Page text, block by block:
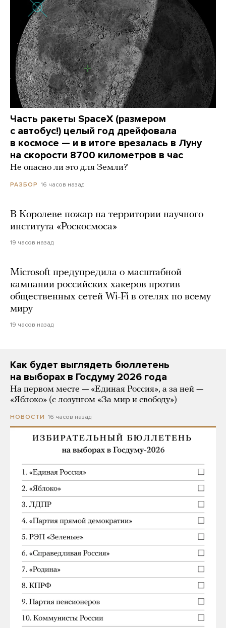
Часть ракеты SpaceX (размером
с автобус!) целый год дрейфовала
в космосе — и в итоге врезалась в Луну
на скорости 8700 километров в час
Не опасно ли это для Земли?
РАЗБОР 16 часов назад
В Королеве пожар на территории научного
института «Роскосмоса»
19 часов назад
Microsoft предупредила о масштабной
кампании российских хакеров против
общественных сетей Wi-Fi в отелях по всему
миру
19 часов назад
Как будет выглядеть бюллетень
на выборах в Госдуму 2026 года
На первом месте — «Единая Россия», а за ней —
«Яблоко» (с лозунгом «За мир и свободу»)
НОВОСТИ 16 часов назад